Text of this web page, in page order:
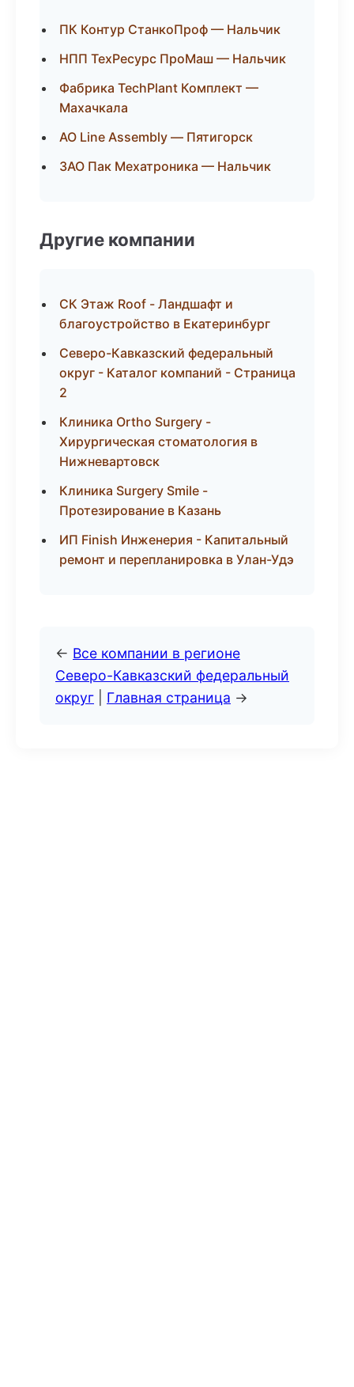
ПК Контур СтанкоПроф — Нальчик
НПП ТехРесурс ПроМаш — Нальчик
Фабрика TechPlant Комплект —
Махачкала
АО Line Assembly — Пятигорск
ЗАО Пак Мехатроника — Нальчик
Другие компании
СК Этаж Roof - Ландшафт и
благоустройство в Екатеринбург
Северо-Кавказский федеральный
округ - Каталог компаний - Страница
2
Клиника Ortho Surgery -
Хирургическая стоматология в
Нижневартовск
Клиника Surgery Smile -
Протезирование в Казань
ИП Finish Инженерия - Капитальный
ремонт и перепланировка в Улан-Удэ
← Все компании в регионе
Северо-Кавказский федеральный
округ
Главная страница →